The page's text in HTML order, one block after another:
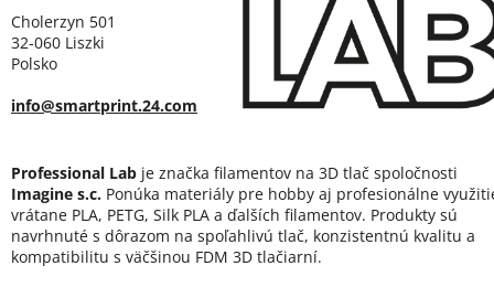
Cholerzyn 501
32-060 Liszki
Polsko
info@smartprint.24.com
Professional Lab je značka filamentov na 3D tlač spoločnosti
Imagine s.c. Ponúka materiály pre hobby aj profesionálne
vrátane PLA, PETG, Silk PLA a ďalších filamentov. Produkty sú
navrhnuté s dôrazom na spoľahlivú tlač, konzistentnú kvalitu a
kompatibilitu s väčšinou FDM 3D tlačiarní.